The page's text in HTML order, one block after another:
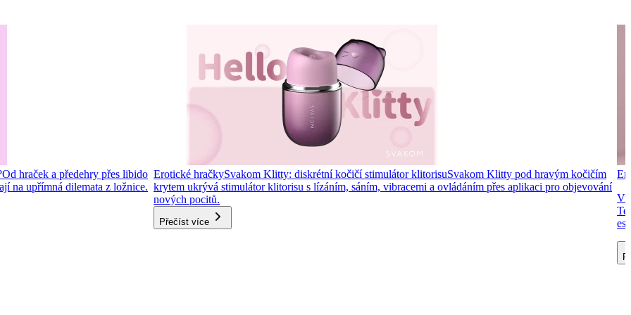
Od hraček a předehry přes libido
na upřímná dilemata z ložnice.
Erotické hračkySvakom Klitty: diskrétní kočičí stimulátor klitorisuSvakom Klitty pod hravým kočičím
krytem ukrývá stimulátor klitorisu s lízáním, sáním, vibracemi a ovládáním přes aplikaci pro objevování
nových pocitů.
Přečíst více